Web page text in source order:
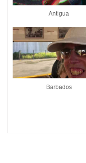
Antigua
Barbados